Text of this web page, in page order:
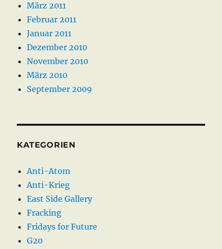
März 2011
Februar 2011
Januar 2011
Dezember 2010
November 2010
März 2010
September 2009
KATEGORIEN
Anti-Atom
Anti-Krieg
East Side Gallery
Fracking
Fridays for Future
G20